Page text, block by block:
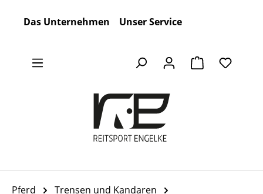
Das Unternehmen Unser Service
Warenkorb
Pferd
Trensen und Kandaren